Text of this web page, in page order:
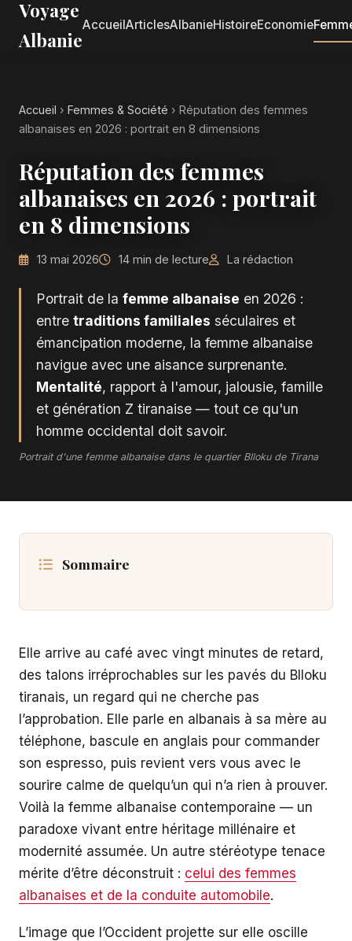
Voyage
Albanie
AccueilArticlesAlbanieHistoireEconomie
Accueil › Femmes & Société › Réputation des femmes
albanaises en 2026 : portrait en 8 dimensions
Réputation des femmes
albanaises en 2026 : portrait
en 8 dimensions
13 mai 2026 14 min de lecture La rédaction
Portrait de lafemme albanaise en 2026 :
entretraditions familiales séculaires et
émancipation moderne, la femme albanaise
navigue avec une aisance surprenante.
Mentalité, rapport à l'amour, jalousie, famille
et génération Z tiranaise — tout ce qu'un
homme occidental doit savoir.
Portrait d'une femme albanaise dans le quartier Blloku de Tirana
Sommaire
Elle arrive au café avec vingt minutes de retard,
des talons irréprochables sur les pavés du Blloku
tiranais, un regard qui ne cherche pas
l’approbation. Elle parle en albanais à sa mère au
téléphone, bascule en anglais pour commander
son espresso, puis revient vers vous avec le
sourire calme de quelqu’un qui n’a rien à prouver.
Voilà la femme albanaise contemporaine — un
paradoxe vivant entre héritage millénaire et
modernité assumée. Un autre stéréotype tenace
mérite d’être déconstruit : celui des femmes
albanaises et de la conduite automobile.
L’image que l’Occident projette sur elle oscille